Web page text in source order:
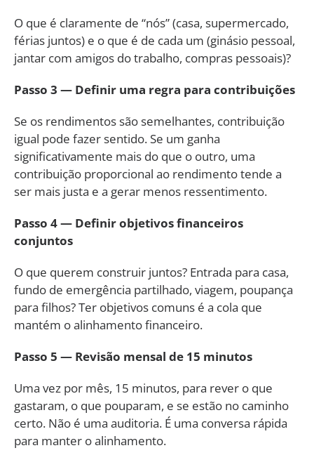
O que é claramente de “nós” (casa, supermercado,
férias juntos) e o que é de cada um (ginásio pessoal,
jantar com amigos do trabalho, compras pessoais)?
Passo 3 — Definir uma regra para contribuições
Se os rendimentos são semelhantes, contribuição
igual pode fazer sentido. Se um ganha
significativamente mais do que o outro, uma
contribuição proporcional ao rendimento tende a
ser mais justa e a gerar menos ressentimento.
Passo 4 — Definir objetivos financeiros
conjuntos
O que querem construir juntos? Entrada para casa,
fundo de emergência partilhado, viagem, poupança
para filhos? Ter objetivos comuns é a cola que
mantém o alinhamento financeiro.
Passo 5 — Revisão mensal de 15 minutos
Uma vez por mês, 15 minutos, para rever o que
gastaram, o que pouparam, e se estão no caminho
certo. Não é uma auditoria. É uma conversa rápida
para manter o alinhamento.